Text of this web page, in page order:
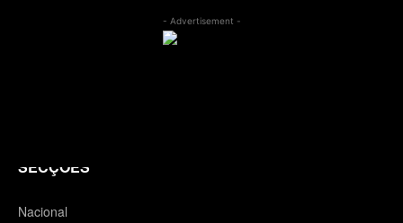
- Advertisement -
SECÇÕES
Nacional